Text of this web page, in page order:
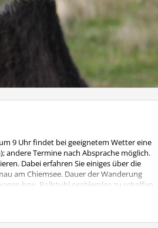
9 Uhr findet bei geeignetem Wetter eine
Termine nach Absprache möglich.
Dabei erfahren Sie einiges über die
am Chiemsee. Dauer der Wanderung
bzw. Rollstuhl problemlos zu schaffen.